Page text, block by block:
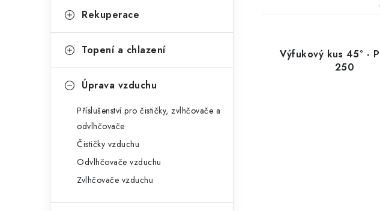
Rekuperace
Topení a chlazení
Úprava vzduchu
Příslušenství pro čističky, zvlhčovače a
odvlhčovače
Čističky vzduchu
Odvlhčovače vzduchu
Zvlhčovače vzduchu
Výfukový kus 45° -
250